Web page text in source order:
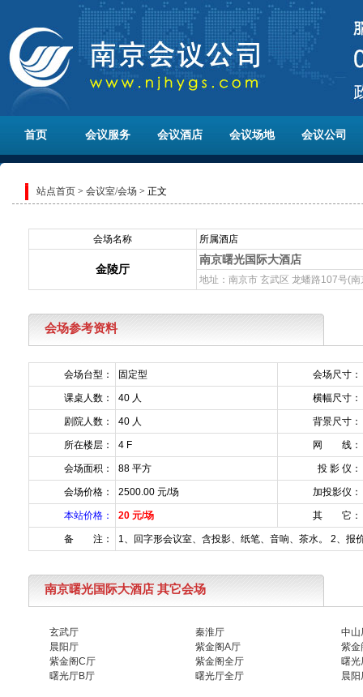
首页 会议服务 会议酒店 会议场地 会议公司
站点首页 > 会议室/会场 > 正文
会场名称 所属酒店
金陵厅
南京曙光国际大酒店
地址：南京市 玄武区 龙蟠路107号(
会场参考资料
会场台型： 固定型 会场尺寸：
课桌人数： 40 人 横幅尺寸：
剧院人数： 40 人 背景尺寸：
所在楼层： 4 F 网 线：
会场面积： 88 平方 投 影 仪：
会场价格： 2500.00 元/场 加投影仪：
本站价格： 20 元/场 其 它：
备 注： 1、回字形会议室、含投影、纸笔、音响、茶水。 2、报
南京曙光国际大酒店 其它会场
玄武厅 秦淮厅
中山
晨阳厅
紫金阁A厅
紫金
紫金阁C厅
紫金阁全厅
曙光
曙光厅B厅
曙光厅全厅 晨阳